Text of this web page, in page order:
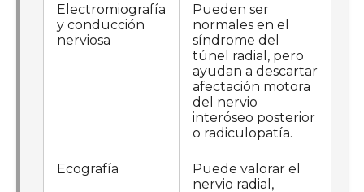
Electromiografía
y conducción
nerviosa
Pueden ser
normales en el
síndrome del
túnel radial, pero
ayudan a descartar
afectación motora
del nervio
interóseo posterior
o radiculopatía.
Ecografía
Puede valorar el
nervio radial,